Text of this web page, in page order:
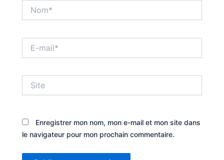
mail*
Enregistrer mon nom, mon e-mail et mon site dans
le navigateur pour mon prochain commentaire.